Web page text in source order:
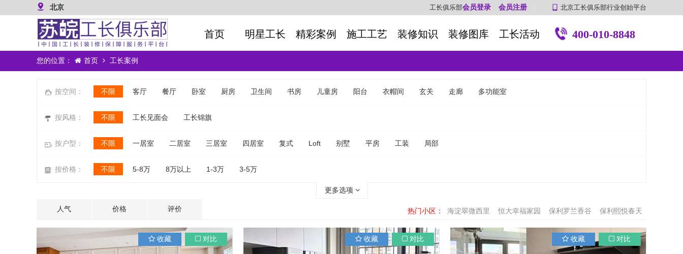
北京 工长俱乐部会员登录 会员注册 北京工长俱乐部行业创始平台
首页 明星工长 精彩案例 施工工艺 装修知识 装修图库 工长活动 400-010-8848
您的位置： 首页 工长案例
按空间： 不限 客厅 餐厅 卧室 厨房 卫生间 书房 儿童房 阳台 衣帽间 玄关 走廊 多功能室
按风格： 不限 工长见面会 工长锦旗
按户型： 不限 一居室 二居室 三居室 四居室 复式 Loft 别墅 平房 工装 局部
按价格： 不限 5-8万 8万以上 1-3万 3-5万
此房出租 政府职能部门
选
更多选项
人气 价格 评价 热门小区： 海淀翠微西里 恒大幸福家园 保利罗兰香谷 保利熙悦春天
对比
收藏 对比
收藏 对比
收藏